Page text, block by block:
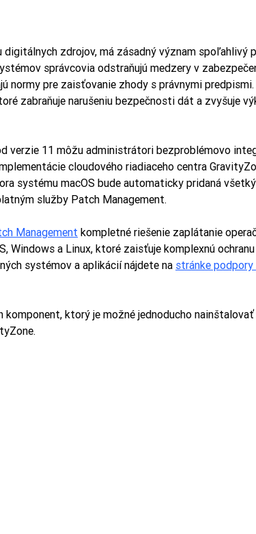
digitálnych zdrojov, má zásadný význam spoľahlivý
správcovia odstraňujú medzery v
normy pre zaisťovanie zhody s právnymi
zabraňuje narušeniu bezpečnosti dát a zvyšuje
verzie 11 môžu administrátori bezproblémovo
cloudového riadiaceho centra
systému macOS bude automaticky pridaná
služby Patch Management.
Management kompletné riešenie zaplátanie
Windows a Linux, ktoré zaisťuje komplexnú
systémov a aplikácií nájdete na stránke podpory
komponent, ktorý je možné jednoducho